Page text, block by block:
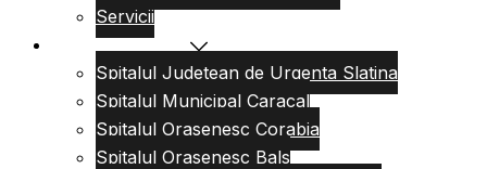
Servicii
Reteaua sanitara
Spitalul Judetean de Urgenta Slatina
Spitalul Municipal Caracal
Spitalul Orasenesc Corabia
Spitalul Orasenesc Bals